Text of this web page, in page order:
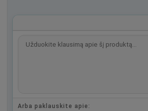
Arba paklauskite apie: